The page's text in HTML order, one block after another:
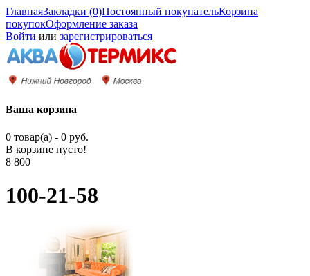
ГлавнаяЗакладки (0)Постоянный покупательКорзина
покупокОформление заказа
Войти или зарегистрироваться
Ваша корзина
0 товар(а) - 0 руб.
В корзине пусто!
8 800
100-21-58